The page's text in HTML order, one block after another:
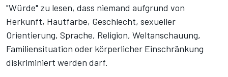
"Würde" zu lesen, dass niemand aufgrund von
Herkunft, Hautfarbe, Geschlecht, sexueller
Orientierung, Sprache, Religion, Weltanschauung,
Familiensituation oder körperlicher Einschränkung
diskriminiert werden darf.